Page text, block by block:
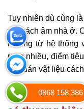
Tuy nhiên dù cùng
với cách âm nhà ở.
hưởng từ hệ thống
rung nhiều, điểm
tiện dán vật liệu
Nên ưu tiên
0868 158 386